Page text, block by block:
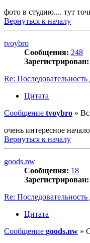
фото в студию.... тут
Вернуться к началу
tvoybro
Сообщения: 248
Зарегистрирован:
Re:
Цитата
Сообщение tvoybro » Вс
очень интересное
Вернуться к началу
goods.nw
Сообщения: 18
Зарегистрирован:
Re:
Цитата
Сообщение goods.nw »